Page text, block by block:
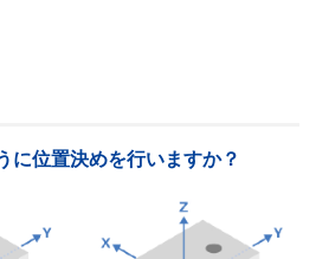
に位置決めを行いますか？